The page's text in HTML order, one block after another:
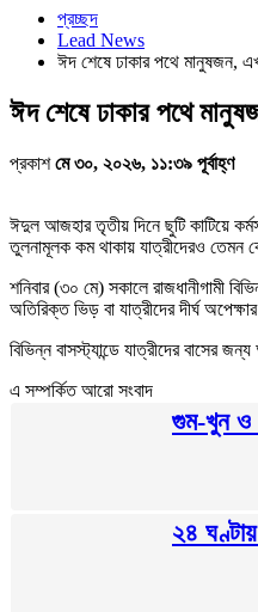
প্রচ্ছদ
Lead News
ঈদ শেষে ঢাকার পথে মানুষজন,
ঈদ শেষে ঢাকার পথে
প্রকাশমে ৩০, ২০২৬, ১১:৩৯ পূর্বাহ্ণ
ঈদুল আজহার তৃতীয় দিনে ছুটি কাটিয়ে
তুলনামূলক কম থাকায় যাত্রীদেরও তেমন
শনিবার (৩০ মে) সকালে রাজধানীগামী
অতিরিক্ত ভিড় বা যাত্রীদের দীর্ঘ
বিভিন্ন বাসস্ট্যান্ডে যাত্রীদের
এ সম্পর্কিত আরো সংবাদ
গুম-খুন ও
২৪ ঘণ্টায়